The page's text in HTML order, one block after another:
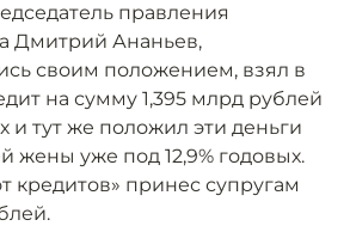
правления
Дмитрий Ананьев,
своим положением, взял в
на сумму 1,395 млрд рублей
и тут же положил эти деньги
жены уже под 12,9% годовых.
кредитов» принес супругам